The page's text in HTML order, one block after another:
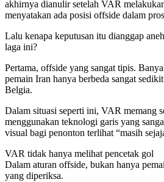
akhirnya dianulir setelah VAR
menyatakan ada posisi offside dalam
Lalu kenapa keputusan itu dianggap
laga ini?
Pertama, offside yang sangat tipis.
pemain Iran hanya berbeda sangat
Belgia.
Dalam situasi seperti ini, VAR memang
menggunakan teknologi garis yang
visual bagi penonton terlihat “masih
VAR tidak hanya melihat pencetak gol
Dalam aturan offside, bukan hanya
yang diperiksa.